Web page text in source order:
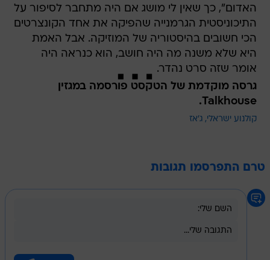
האדום", כך שאין לי מושג אם היה מתחבר לסיפור על
התיכוניסטית הגרמנייה שהפיקה את אחד הקונצרטים
הכי חשובים בהיסטוריה של המוזיקה. אבל האמת
היא שלא משנה מה היה חושב, הוא כנראה היה
אומר שזה סרט נהדר.
גרסה מוקדמת של הטקסט פורסמה במגזין
Talkhouse.
קולנוע ישראלי ג'אז
טרם התפרסמו תגובות